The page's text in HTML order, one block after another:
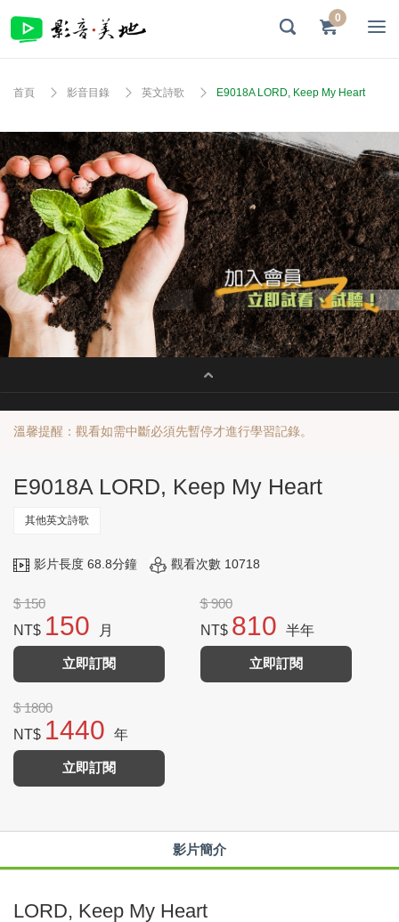
0
首頁 影音目錄 英文詩歌 E9018A LORD, Keep My Heart
溫馨提醒：觀看如需中斷必須先暫停才進行學習記錄。
E9018A LORD, Keep My Heart
其他英文詩歌
影片長度 68.8分鐘 觀看次數 10718
$ 150
NT$ 150 月
立即訂閱
$ 900
NT$ 810 半年
立即訂閱
$ 1800
NT$ 1440 年
立即訂閱
影片簡介
LORD, Keep My Heart